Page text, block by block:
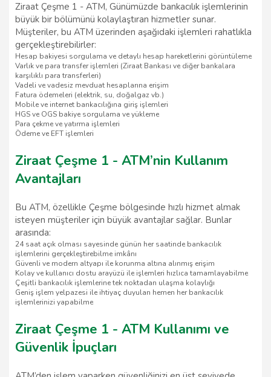
Ziraat Çeşme 1 - ATM, Günümüzde bankacılık işlemlerinin
büyük bir bölümünü kolaylaştıran hizmetler sunar.
Müşteriler, bu ATM üzerinden aşağıdaki işlemleri rahatlıkla
gerçekleştirebilirler:
Hesap bakiyesi sorgulama ve detaylı hesap hareketlerini görüntüleme
Varlık ve para transfer işlemleri (Ziraat Bankası ve diğer bankalara
karşılıklı para transferleri)
Vadeli ve vadesiz mevduat hesaplarına erişim
Fatura ödemeleri (elektrik, su, doğalgaz vb.)
Mobile ve internet bankacılığına giriş işlemleri
HGS ve OGS bakiye sorgulama ve yükleme
Para çekme ve yatırma işlemleri
Ödeme ve EFT işlemleri
Ziraat Çeşme 1 - ATM’nin Kullanım
Avantajları
Bu ATM, özellikle Çeşme bölgesinde hızlı hizmet almak
isteyen müşteriler için büyük avantajlar sağlar. Bunlar
arasında:
24 saat açık olması sayesinde günün her saatinde bankacılık
işlemlerini gerçekleştirebilme imkânı
Güvenli ve modern altyapı ile korunma altına alınmış erişim
Kolay ve kullanıcı dostu arayüzü ile işlemleri hızlıca tamamlayabilme
Çeşitli bankacılık işlemlerine tek noktadan ulaşma kolaylığı
Geniş işlem yelpazesi ile ihtiyaç duyulan hemen her bankacılık
işlemlerinizi yapabilme
Ziraat Çeşme 1 - ATM Kullanımı ve
Güvenlik İpuçları